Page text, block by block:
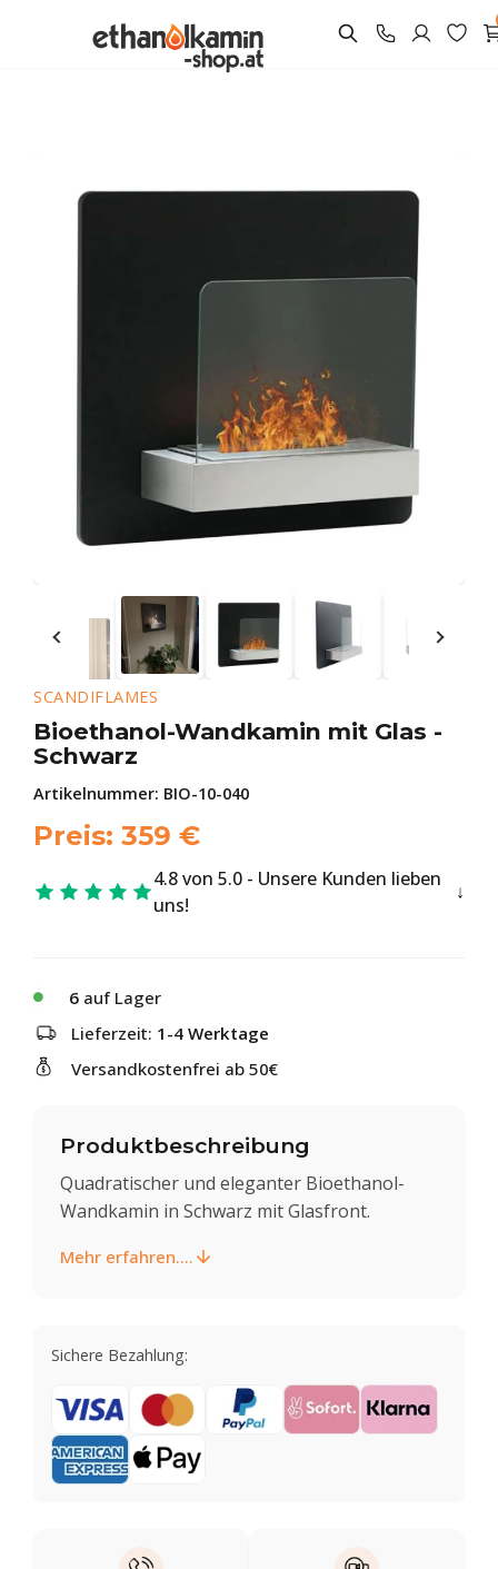
SCANDIFLAMES
Bioethanol-Wandkamin mit Glas -
Schwarz
Artikelnummer: BIO-10-040
Preis: 359 €
4.8 von 5.0 - Unsere Kunden lieben
uns!
6 auf Lager
Lieferzeit: 1-4 Werktage
Versandkostenfrei ab 50€
Produktbeschreibung
Quadratischer und eleganter Bioethanol-
Wandkamin in Schwarz mit Glasfront.
Mehr erfahren....
Sichere Bezahlung: